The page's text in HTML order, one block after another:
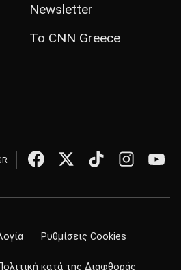
Newsletter
Το CNN Greece
Ρυθμίσεις Cookies
κατά της Διαφθοράς